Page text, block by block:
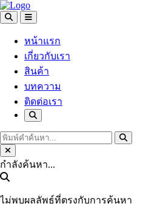
หน้าแรก
เกี่ยวกับเรา
สินค้า
บทความ
ติดต่อเรา
กำลังค้นหา...
ไม่พบผลลัพธ์ที่ตรงกับการค้นหา